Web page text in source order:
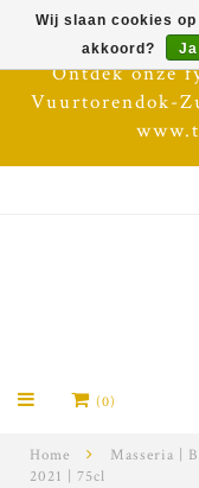
Ontdek onze
Vuurtorendok-
(0)
Home
Masseria |
2021 | 75cl
Wij slaan cookies
akkoord?
Ja